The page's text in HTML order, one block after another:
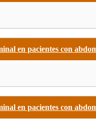
en pacientes con
en pacientes con